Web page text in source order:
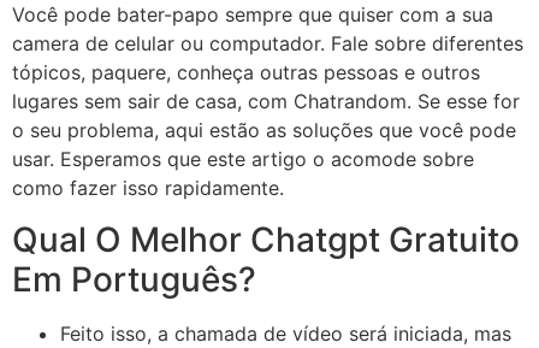
Você pode bater-papo sempre que quiser com a sua
camera de celular ou computador. Fale sobre diferentes
tópicos, paquere, conheça outras pessoas e outros
lugares sem sair de casa, com Chatrandom. Se esse for
o seu problema, aqui estão as soluções que você pode
usar. Esperamos que este artigo o acomode sobre
como fazer isso rapidamente.
Qual O Melhor Chatgpt Gratuito
Em Português?
Feito isso, a chamada de vídeo será iniciada, mas